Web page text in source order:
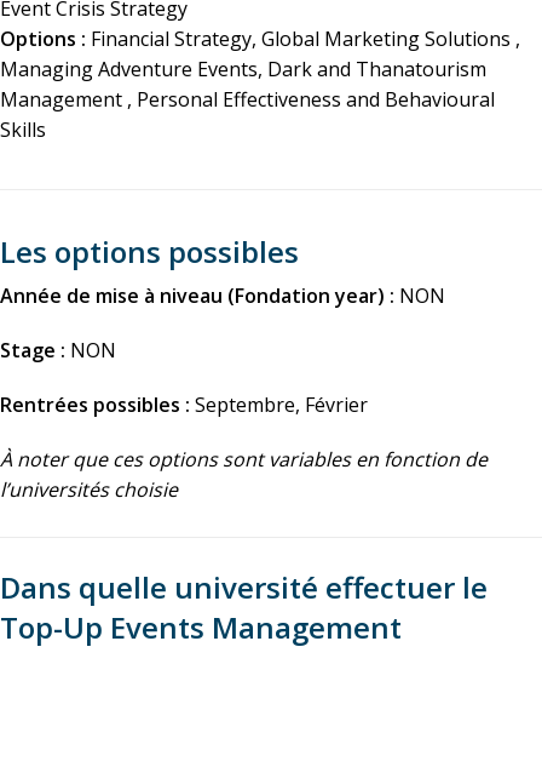
Event Crisis Strategy
Options : Financial Strategy, Global Marketing Solutions ,
Managing Adventure Events, Dark and Thanatourism
Management , Personal Effectiveness and Behavioural
Skills
Les options possibles
Année de mise à niveau (Fondation year) : NON
Stage : NON
Rentrées possibles : Septembre, Février
À noter que ces options sont variables en fonction de
l’universités choisie
Dans quelle université effectuer le
Top-Up Events Management